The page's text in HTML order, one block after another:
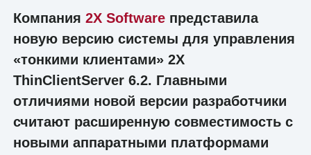
Компания 2X Softwareпредставила
новую версию системы для управления
«тонкими клиентами» 2X
ThinClientServer 6.2. Главными
отличиями новой версии разработчики
считают расширенную совместимость с
новыми аппаратными платформами